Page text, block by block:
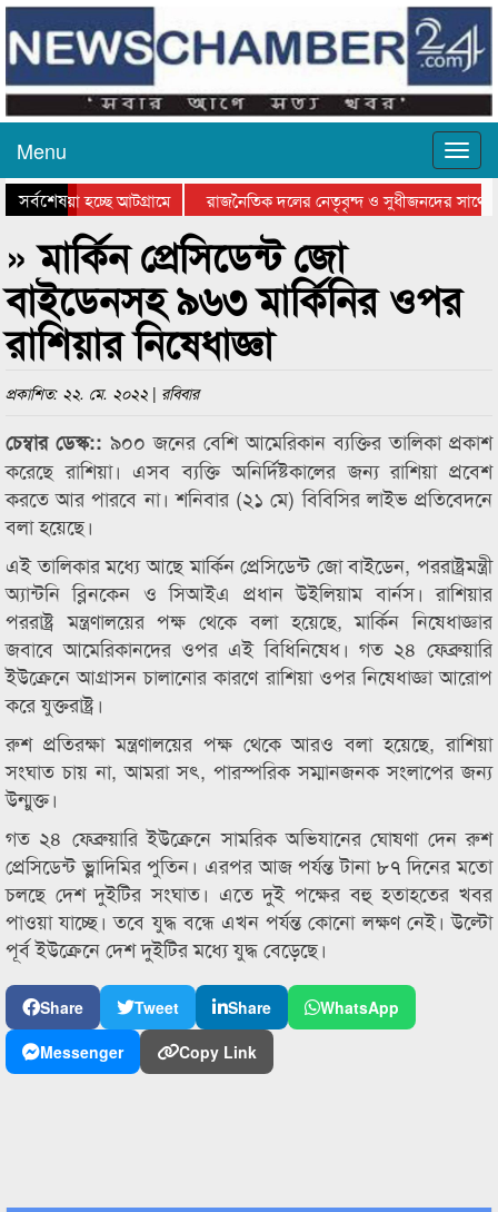
Menu
সর্বশেষ
যাওয়া হচ্ছে আটগ্রামে
রাজনৈতিক দলের নেতৃবৃন্দ ও সুধীজনদের সাথে
পুরস্কার বিতরণ সম্পন্ন
সিলেটে বাংলাদেশ গ্রুপ থিয়েটার
» মার্কিন প্রেসিডেন্ট জো
বাইডেনসহ ৯৬৩ মার্কিনির ওপর
রাশিয়ার নিষেধাজ্ঞা
প্রকাশিত: ২২. মে. ২০২২ | রবিবার
চেম্বার ডেস্ক:: ৯০০ জনের বেশি আমেরিকান ব্যক্তির তালিকা প্রকাশ
করেছে রাশিয়া। এসব ব্যক্তি অনির্দিষ্টকালের জন্য রাশিয়া প্রবেশ
করতে আর পারবে না। শনিবার (২১ মে) বিবিসির লাইভ প্রতিবেদনে
বলা হয়েছে।
এই তালিকার মধ্যে আছে মার্কিন প্রেসিডেন্ট জো বাইডেন, পররাষ্ট্রমন্ত্রী
অ্যান্টনি ব্লিনকেন ও সিআইএ প্রধান উইলিয়াম বার্নস। রাশিয়ার
পররাষ্ট্র মন্ত্রণালয়ের পক্ষ থেকে বলা হয়েছে, মার্কিন নিষেধাজ্ঞার
জবাবে আমেরিকানদের ওপর এই বিধিনিষেধ। গত ২৪ ফেব্রুয়ারি
ইউক্রেনে আগ্রাসন চালানোর কারণে রাশিয়া ওপর নিষেধাজ্ঞা আরোপ
করে যুক্তরাষ্ট্র।
রুশ প্রতিরক্ষা মন্ত্রণালয়ের পক্ষ থেকে আরও বলা হয়েছে, রাশিয়া
সংঘাত চায় না, আমরা সৎ, পারস্পরিক সম্মানজনক সংলাপের জন্য
উন্মুক্ত।
গত ২৪ ফেব্রুয়ারি ইউক্রেনে সামরিক অভিযানের ঘোষণা দেন রুশ
প্রেসিডেন্ট ভ্লাদিমির পুতিন। এরপর আজ পর্যন্ত টানা ৮৭ দিনের মতো
চলছে দেশ দুইটির সংঘাত। এতে দুই পক্ষের বহু হতাহতের খবর
পাওয়া যাচ্ছে। তবে যুদ্ধ বন্ধে এখন পর্যন্ত কোনো লক্ষণ নেই। উল্টো
পূর্ব ইউক্রেনে দেশ দুইটির মধ্যে যুদ্ধ বেড়েছে।
Share Tweet Share
WhatsApp
Messenger
Copy Link